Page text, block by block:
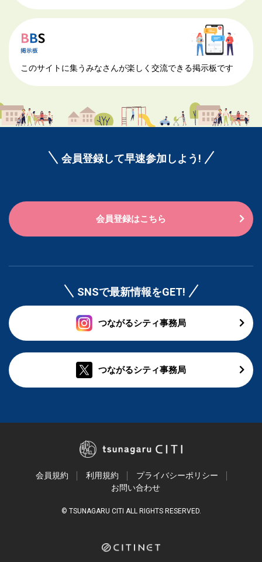
このサイトに集うみなさんが楽しく交流できる掲示板です
会員登録して早速参加しよう!
会員登録はこちら
SNSで最新情報をGET!
つながるシティ事務局
つながるシティ事務局
会員規約 利用規約
プライバシーポリシー
お問い合わせ
© TSUNAGARU CITI ALL RIGHTS RESERVED.